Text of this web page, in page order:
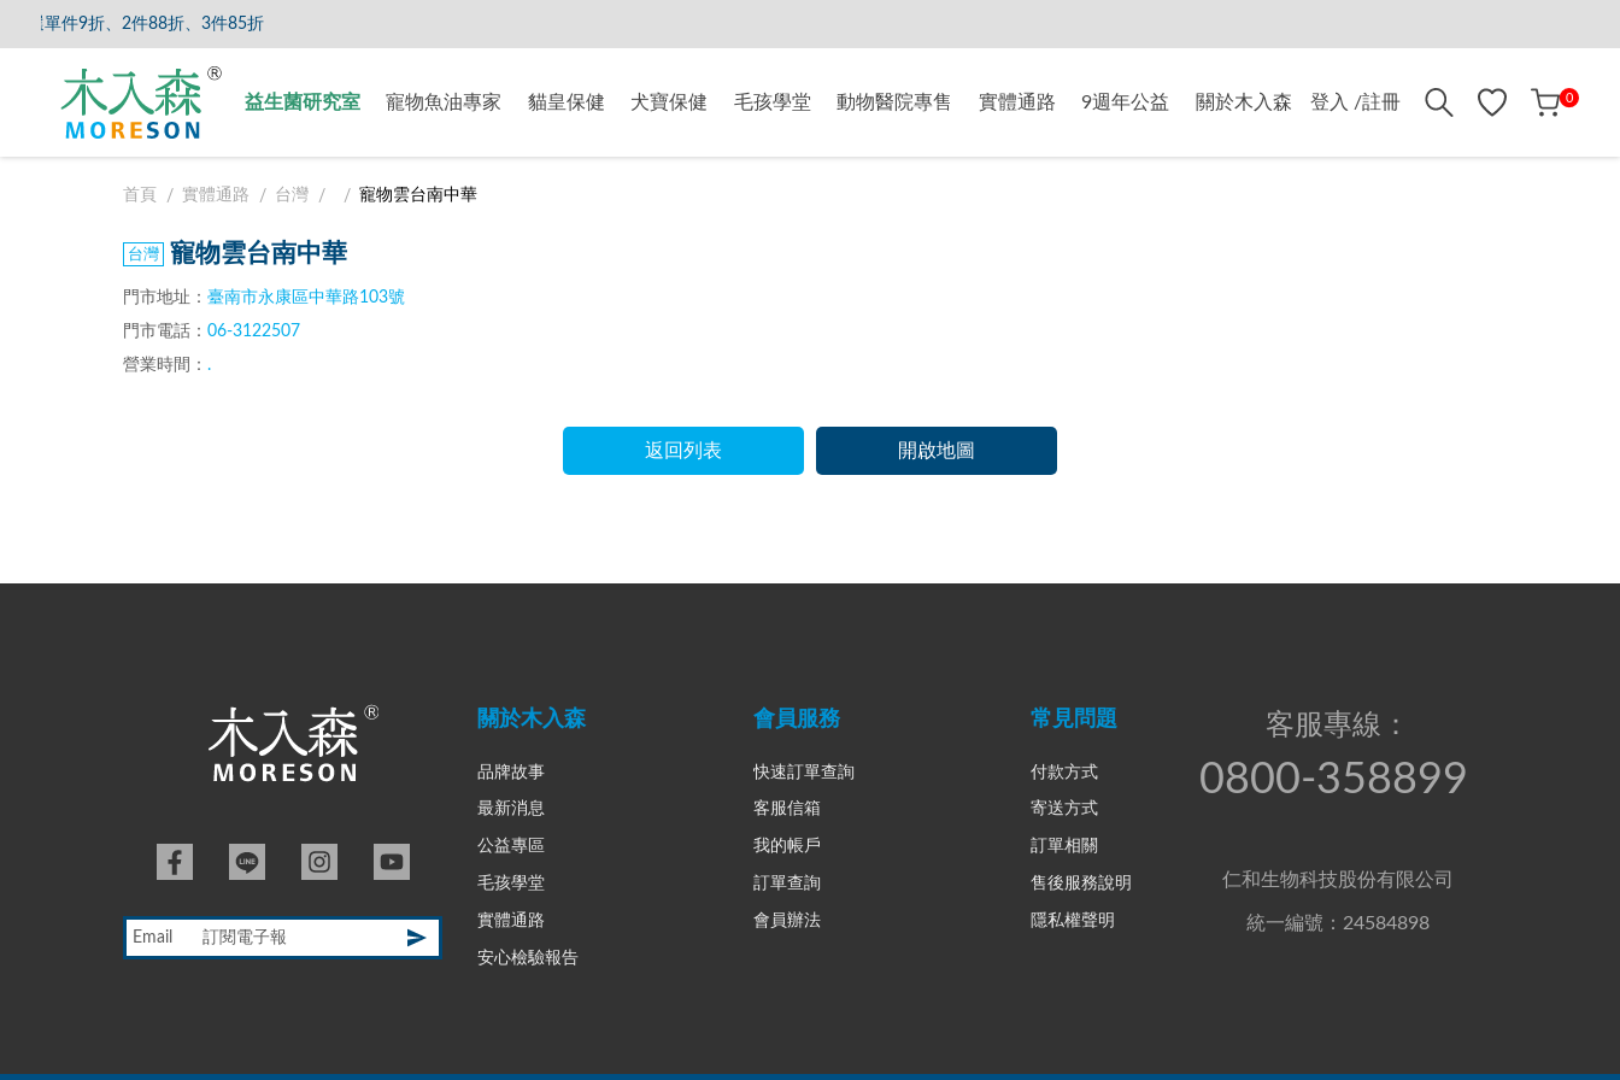
選單件9折、2件88折、3件85折
益生菌研究室 寵物魚油專家 貓皇保健 犬寶保健 毛孩學堂 動物醫院專售 實體通路 9週年公益 關於木入森 登入 /註冊 0
首頁 實體通路 台灣 寵物雲台南中華
寵物雲台南中華
門市地址： 臺南市永康區中華路103號
門市電話： 06-3122507
營業時間： .
返回列表 開啟地圖
客服專線：
0800-358899
仁和生物科技股份有限公司
統一編號：24584898
關於木入森
品牌故事
最新消息
公益專區
毛孩學堂
實體通路
安心檢驗報告
會員服務
快速訂單查詢
客服信箱
我的帳戶
訂單查詢
會員辦法
常見問題
付款方式
寄送方式
訂單相關
售後服務說明
隱私權聲明
Email